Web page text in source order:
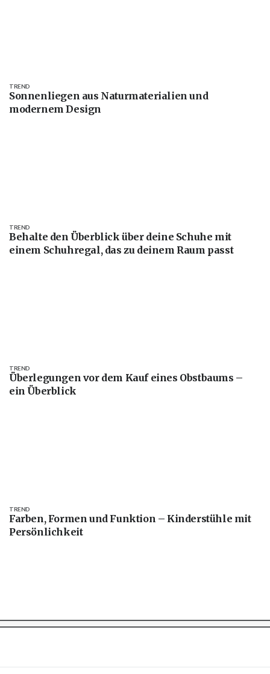
Sonnenliegen aus Naturmaterialien und
modernem Design
TREND
Behalte den Überblick über deine Schuhe mit
einem Schuhregal, das zu deinem Raum passt
TREND
Überlegungen vor dem Kauf eines Obstbaums –
ein Überblick
TREND
Farben, Formen und Funktion – Kinderstühle mit
Persönlichkeit
TREND